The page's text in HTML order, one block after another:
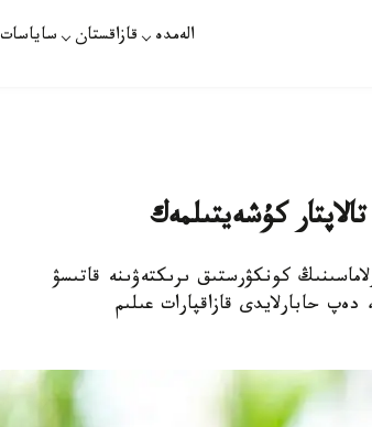
الەمدە قازاقستان ساياسات
كۇشەيتىلمەك
باعدارلاماسىنىڭ كونكۋرستىق ىرىكتەۋىنە قاتىسۋ
حابارلايدى قازاقپارات عىلىم